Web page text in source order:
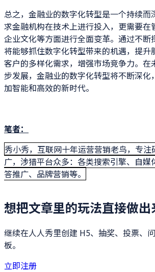
总之，金融业的数字化转型是一个持续
求金融机构在技术上进行投入，更需要在
企业文化等方面进行全面变革。通过不断
将能够抓住数字化转型带来的机遇，提
客户的多样化需求，增强市场竞争力。在
步发展，金融业的数字化转型将不断深化
加智能和高效的新时代。
笔者：
秀小秀，互联网十年运营营销老鸟，专
广，涉猎平台众多：各类搜索引擎、自
答推广、品牌营销等。
想把文章里的玩法直接做出
继续在人人秀里创建 H5、抽奖、投票、
板。
立即注册